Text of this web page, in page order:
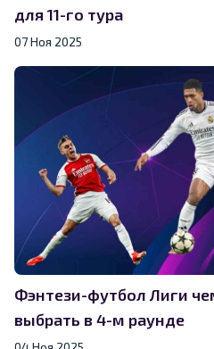
для 11-го тура
07 Ноя 2025
Фэнтези-футбол Лиги
выбрать в 4-м раунде